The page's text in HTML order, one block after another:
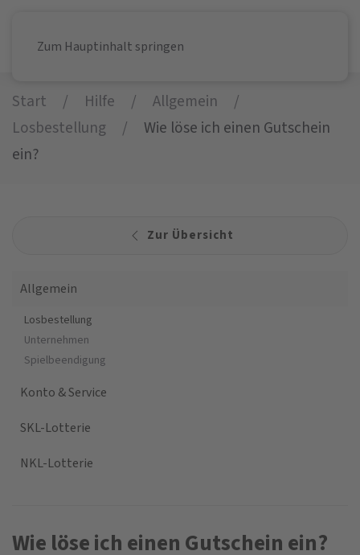
Zum Hauptinhalt springen
Start Hilfe
Allgemein
Losbestellung
Wie löse ich einen Gutschein
ein?
Zur Übersicht
Allgemein
Losbestellung
Unternehmen
Spielbeendigung
Konto & Service
SKL-Lotterie
NKL-Lotterie
Wie löse ich einen Gutschein ein?